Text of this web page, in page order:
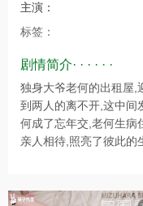
主演：
标签：
剧情简介· · · · · ·
独身大爷老何的出租屋,
到两人的离不开,这中间
何成了忘年交,老何生病
亲人相待,照亮了彼此的